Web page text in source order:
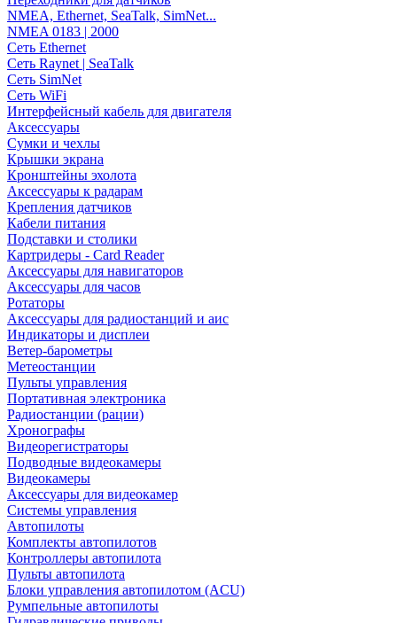
NMEA, Ethernet, SeaTalk, SimNet...
NMEA 0183 | 2000
Сеть Ethernet
Сеть Raynet | SeaTalk
Сеть SimNet
Сеть WiFi
Интерфейсный кабель для двигателя
Аксессуары
Сумки и чехлы
Крышки экрана
Кронштейны эхолота
Аксессуары к радарам
Крепления датчиков
Кабели питания
Подставки и столики
Картридеры - Card Reader
Аксессуары для навигаторов
Аксессуары для часов
Ротаторы
Аксессуары для радиостанций и аис
Индикаторы и дисплеи
Ветер-барометры
Метеостанции
Пульты управления
Портативная электроника
Радиостанции (рации)
Хронографы
Видеорегистраторы
Подводные видеокамеры
Видеокамеры
Аксессуары для видеокамер
Системы управления
Автопилоты
Комплекты автопилотов
Контроллеры автопилота
Пульты автопилота
Блоки управления автопилотом (ACU)
Румпельные автопилоты